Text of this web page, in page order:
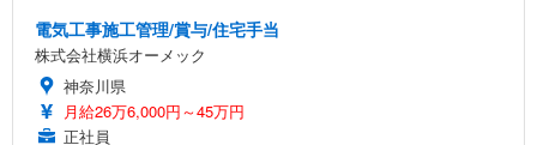
電気工事施工管理/賞与/住宅手当
株式会社横浜オーメック
神奈川県
月給26万6,000円～45万円
正社員